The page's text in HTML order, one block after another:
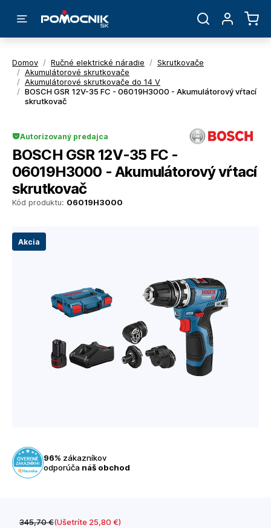
Domov / Ručné elektrické náradie / Skrutkovače
/ Akumulátorové skrutkovače
/ Akumulátorové skrutkovače do 14 V
/ BOSCH GSR 12V-35 FC - 06019H3000 - Akumulátorový vŕtací
skrutkovač
Akcia
Kód produktu: 06019H3000
Autorizovaný predajca
BOSCH GSR 12V-35 FC -
06019H3000 - Akumulátorový vŕtací
skrutkovač
96% zákazníkov
odporúča náš obchod
345,70 €(Ušetríte 25,80 €)